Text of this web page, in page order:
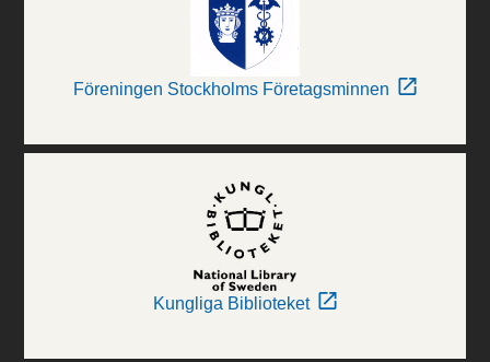
Föreningen Stockholms Företagsminnen
Kungliga Biblioteket